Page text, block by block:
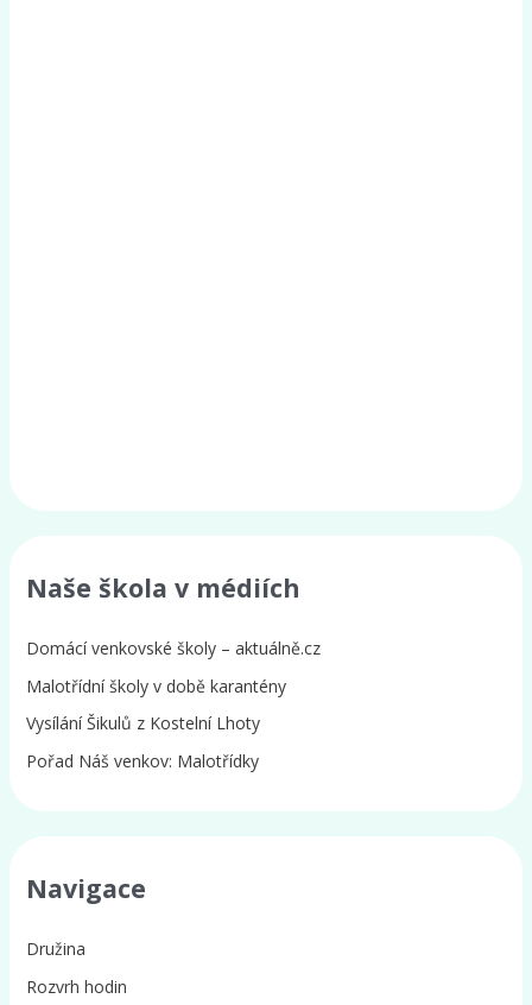
Naše škola v médiích
Domácí venkovské školy – aktuálně.cz
Malotřídní školy v době karantény
Vysílání Šikulů z Kostelní Lhoty
Pořad Náš venkov: Malotřídky
Navigace
Družina
Rozvrh hodin